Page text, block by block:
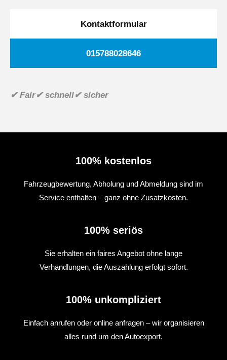
Kontaktformular
015788028646
✔ Fair✔ schnell✔ sicher
100% kostenlos
Fahrzeugbewertung, Abholung und Abmeldung sind im
Service enthalten – ganz ohne Zusatzkosten.
100% seriös
Sie erhalten ein faires Angebot ohne lange
Verhandlungen, die Auszahlung erfolgt sofort.
100% unkompliziert
Einfach anrufen oder online anfragen – wir organisieren
alles rund um den Autoexport.